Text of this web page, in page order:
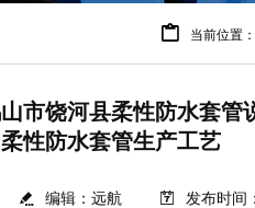
当前位置：
市饶河县柔性防水套管
性防水套管生产工艺
编辑： 远航 发布时间